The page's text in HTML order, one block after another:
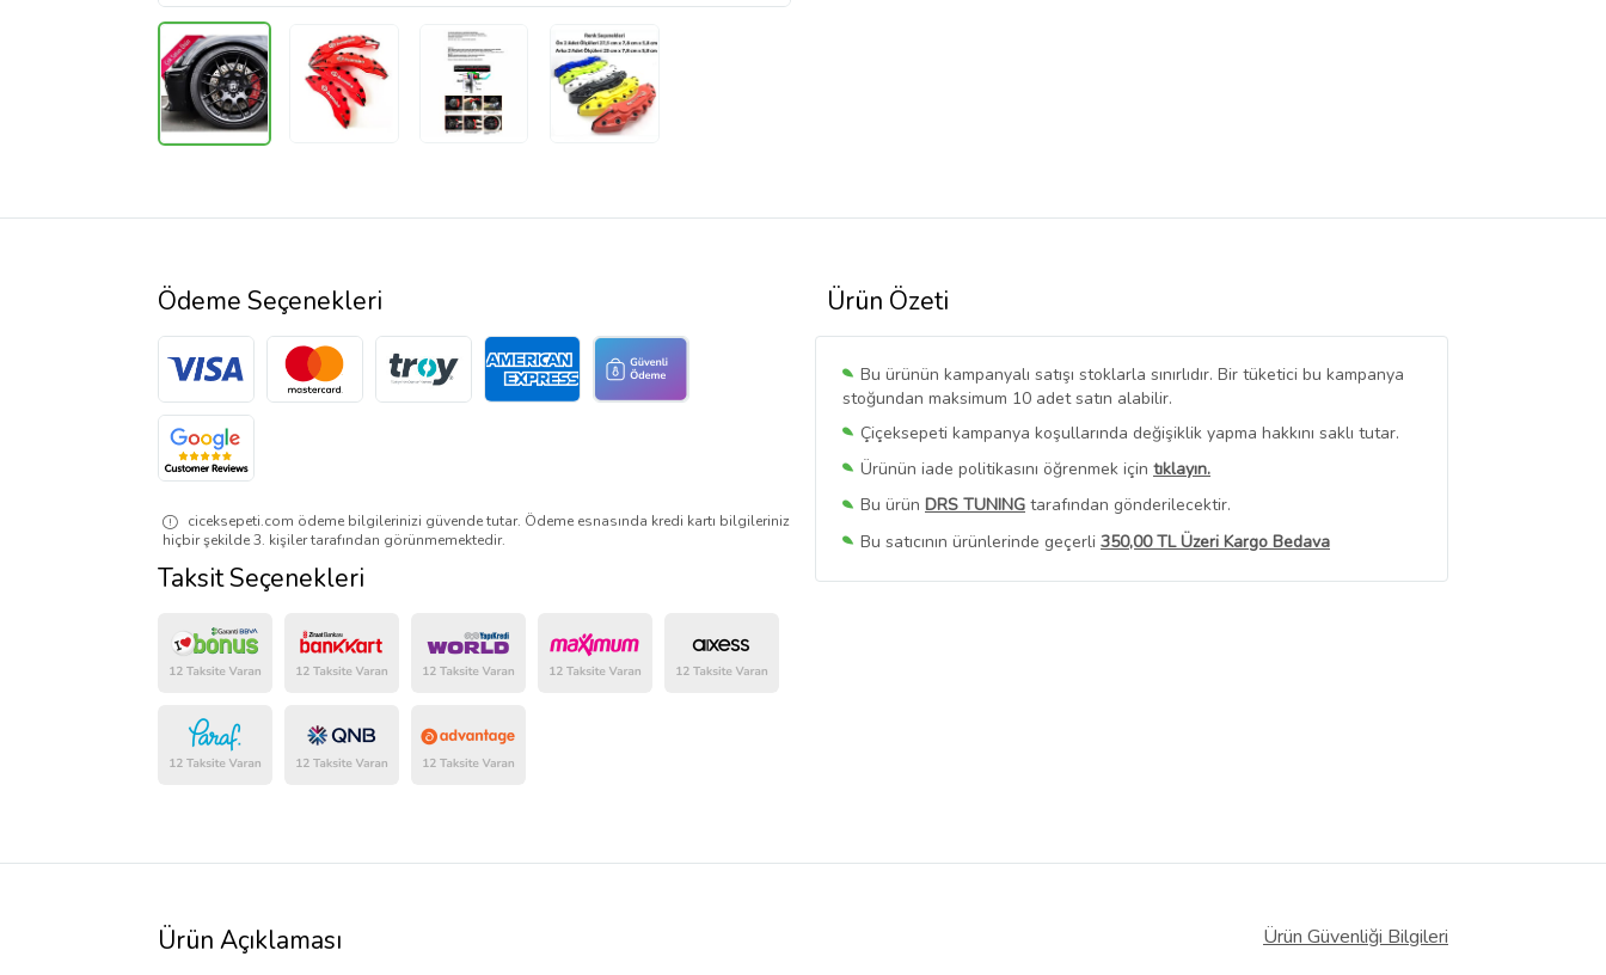
Ürün Özeti
Bu ürünün kampanyalı satışı stoklarla sınırlıdır. Bir tüketici bu kampanya
stoğundan maksimum 10 adet satın alabilir.
Çiçeksepeti kampanya koşullarında değişiklik yapma hakkını saklı tutar.
Ürünün iade politikasını öğrenmek için tıklayın.
Bu ürün DRS TUNING tarafından gönderilecektir.
Bu satıcının ürünlerinde geçerli 350,00 TL Üzeri Kargo Bedava
Bu SatıcınınTüm Ürünlerini Görüntüle
Ödeme Seçenekleri
ciceksepeti.com ödeme bilgilerinizi güvende tutar. Ödeme esnasında kredi kartı bilgileriniz
hiçbir şekilde 3. kişiler tarafından görünmemektedir.
Taksit Seçenekleri
Ürün Açıklaması Ürün Güvenliği Bilgileri